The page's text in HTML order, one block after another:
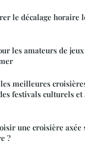
le décalage horaire
les amateurs de jeux
meilleures
festivals culturels
une croisière axée
?